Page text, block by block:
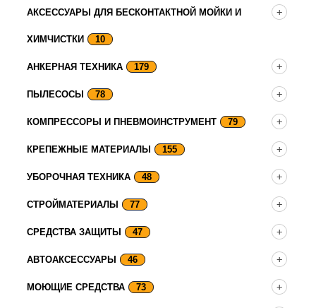
АКСЕССУАРЫ ДЛЯ БЕСКОНТАКТНОЙ МОЙКИ И
ХИМЧИСТКИ 10
АНКЕРНАЯ ТЕХНИКА 179
ПЫЛЕСОСЫ 78
КОМПРЕССОРЫ И ПНЕВМОИНСТРУМЕНТ 79
КРЕПЕЖНЫЕ МАТЕРИАЛЫ 155
УБОРОЧНАЯ ТЕХНИКА 48
СТРОЙМАТЕРИАЛЫ 77
СРЕДСТВА ЗАЩИТЫ 47
АВТОАКСЕССУАРЫ 46
МОЮЩИЕ СРЕДСТВА 73